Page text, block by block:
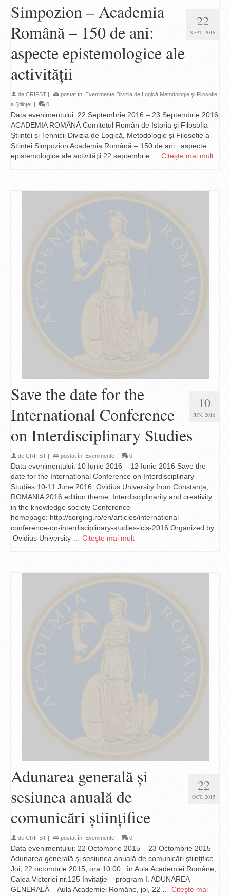
22
SEPT. 2016
Simpozion – Academia
Română – 150 de ani:
aspecte epistemologice ale
activităţii
de CRIFST | postat în: Evenimente Divizia de Logică Metodologie şi Filosofie
a Ştiinţei | 0
Data evenimentului: 22 Septembrie 2016 – 23 Septembrie 2016
ACADEMIA ROMÂNĂ Comitetul Român de Istoria și Filosofia
Științei și Tehnicii Divizia de Logică, Metodologie și Filosofie a
Științei Simpozion Academia Română – 150 de ani : aspecte
epistemologice ale activităţii 22 septembrie … Citeşte mai mult
10
IUN. 2016
Save the date for the
International Conference
on Interdisciplinary Studies
de CRIFST | postat în: Evenimente | 0
Data evenimentului: 10 Iunie 2016 – 12 Iunie 2016 Save the
date for the International Conference on Interdisciplinary
Studies 10-11 June 2016, Ovidius University from Constanța,
ROMANIA 2016 edition theme: Interdisciplinarity and creativity
in the knowledge society Conference
homepage: http://sorging.ro/en/articles/international-
conference-on-interdisciplinary-studies-icis-2016 Organized by:
Ovidius University … Citeşte mai mult
22
OCT. 2015
Adunarea generală şi
sesiunea anuală de
comunicări ştiinţifice
de CRIFST | postat în: Evenimente | 0
Data evenimentului: 22 Octombrie 2015 – 23 Octombrie 2015
Adunarea generală şi sesiunea anuală de comunicări ştiinţifice
Joi, 22 octombrie 2015, ora 10:00, în Aula Academiei Române,
Calea Victoriei nr.125 Invitaţie – program I. ADUNAREA
GENERALĂ – Aula Academiei Române, joi, 22 … Citeşte mai